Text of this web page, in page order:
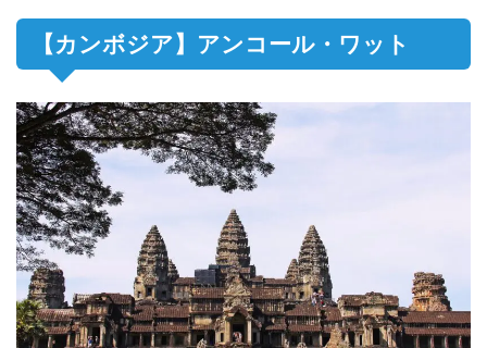
【カンボジア】アンコール・ワット